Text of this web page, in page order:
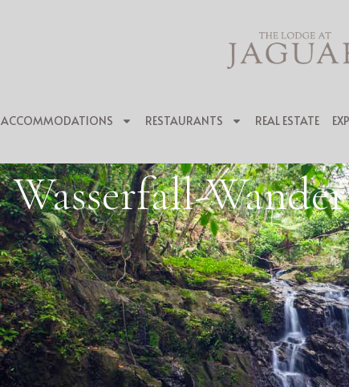
ACCOMMODATIONS RESTAURANTS REAL ESTATE
Wasserfall-